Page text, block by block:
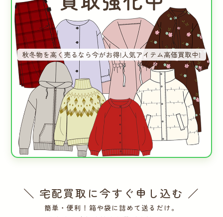
＼ 宅配買取に今すぐ申し込む ／
簡単・便利！箱や袋に詰めて送るだけ。